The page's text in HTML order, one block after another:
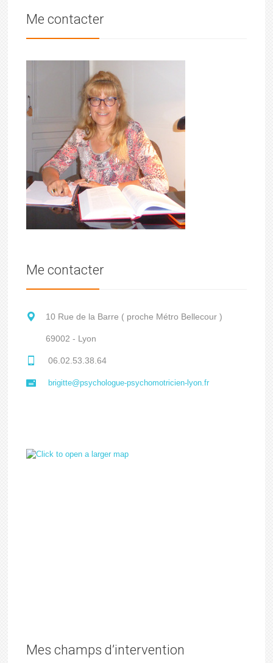
Me contacter
Me contacter
10 Rue de la Barre ( proche Métro Bellecour )
69002 - Lyon
06.02.53.38.64
brigitte@psychologue-psychomotricien-lyon.fr
Mes champs d’intervention